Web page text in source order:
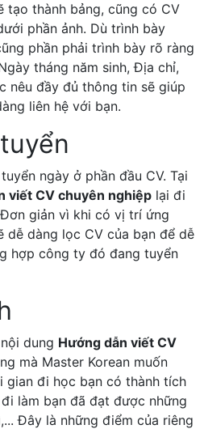
tạo thành bảng, cũng có CV
phần ảnh. Dù trình bày
phần phải trình bày rõ ràng
tháng năm sinh, Địa chỉ,
nêu đầy đủ thông tin sẽ giúp
liên hệ với bạn.
ngày ở phần đầu CV. Tại
viết CV chuyên nghiệp lại đi
giản vì khi có vị trí ứng
dễ dàng lọc CV của bạn để dễ
hợp công ty đó đang tuyển
dung Hướng dẫn viết CV
mà Master Korean muốn
gian đi học bạn có thành tích
làm bạn đã đạt được những
Đây là những điểm của riêng